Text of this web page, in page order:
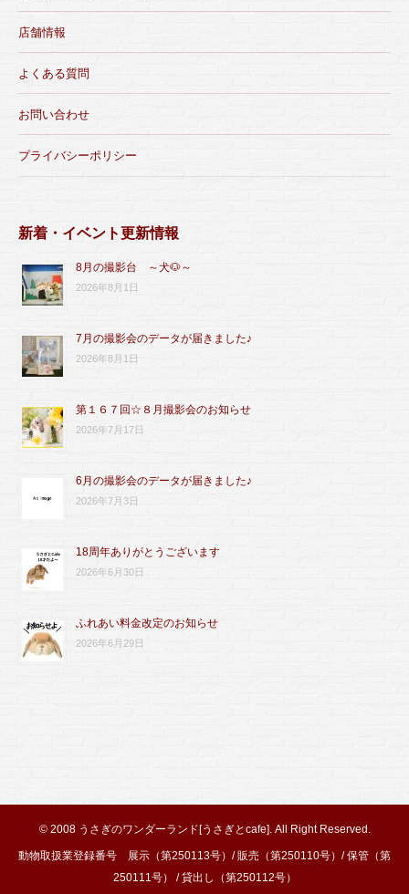
店舗情報
よくある質問
お問い合わせ
プライバシーポリシー
新着・イベント更新情報
8月の撮影台 ～犬🐶～
2026年8月1日
7月の撮影会のデータが届きました♪
2026年8月1日
第１６７回☆８月撮影会のお知らせ
2026年7月17日
6月の撮影会のデータが届きました♪
2026年7月3日
18周年ありがとうございます
2026年6月30日
ふれあい料金改定のお知らせ
2026年6月29日
© 2008 うさぎのワンダーランド[うさぎとcafe]. All Right Reserved.
動物取扱業登録番号 展示（第250113号）/ 販売（第250110号）/ 保管（第
250111号） / 貸出し（第250112号）